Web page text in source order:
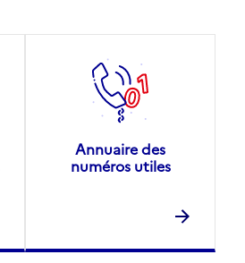
Annuaire des
numéros utiles